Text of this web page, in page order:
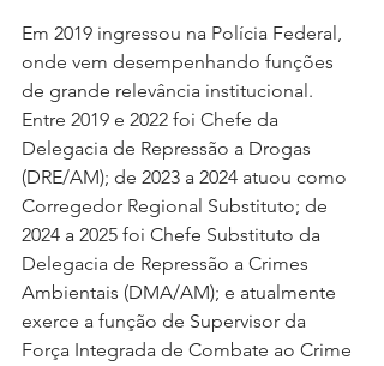
Em 2019 ingressou na Polícia Federal,
onde vem desempenhando funções
de grande relevância institucional.
Entre 2019 e 2022 foi Chefe da
Delegacia de Repressão a Drogas
(DRE/AM); de 2023 a 2024 atuou como
Corregedor Regional Substituto; de
2024 a 2025 foi Chefe Substituto da
Delegacia de Repressão a Crimes
Ambientais (DMA/AM); e atualmente
exerce a função de Supervisor da
Força Integrada de Combate ao Crime